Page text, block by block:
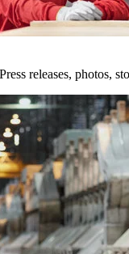
releases, photos,